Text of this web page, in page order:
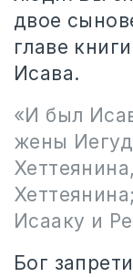
двое
главе
Исава.
«И был
жены
Исааку и
Бог